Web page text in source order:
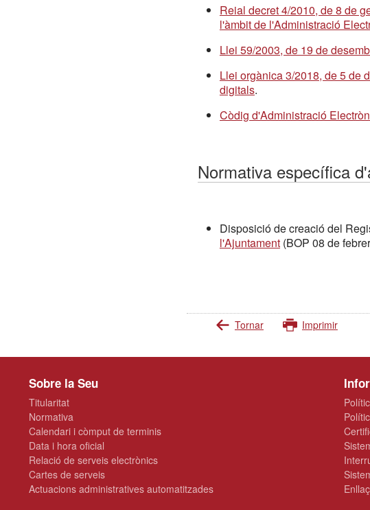
Reial decret 4/2010, de 8 de
l'àmbit de l'Administració
Llei 59/2003, de 19 de
Llei orgànica 3/2018, de 5 de
digitals.
Còdig d'Administració
Normativa específica
Disposició de creació del
l'Ajuntament(BOP 08 de
Tornar Imprimir
Sobre la Seu
Titularitat
Normativa
Calendari i còmput de terminis
Data i hora oficial
Relació de serveis electrònics
Cartes de serveis
Actuacions administratives automatitzades